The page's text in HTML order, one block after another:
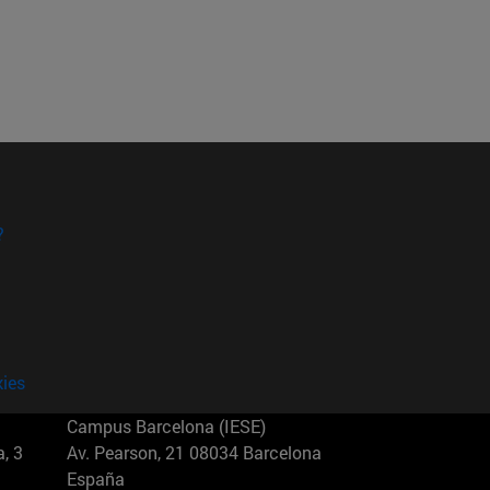
3
Campus Barcelona (IESE)
Av. Pearson, 21 08034 Barcelona
España